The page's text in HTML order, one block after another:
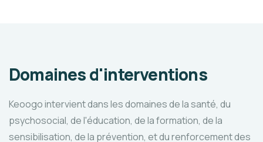
Domaines d'interventions
Keoogo intervient dans les domaines de la santé, du
psychosocial, de l'éducation, de la formation, de la
sensibilisation, de la prévention, et du renforcement des